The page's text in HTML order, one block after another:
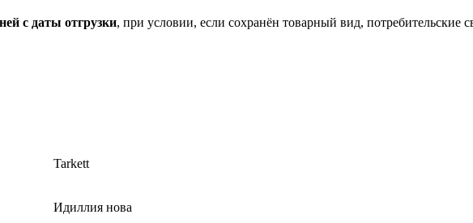
с даты отгрузки, при условии, если сохранён товарный вид,
Tarkett
Идиллия нова